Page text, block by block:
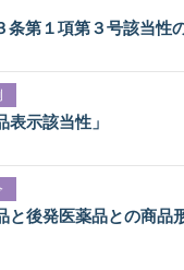
第１項第３号該当性
示該当性」
後発医薬品との商品